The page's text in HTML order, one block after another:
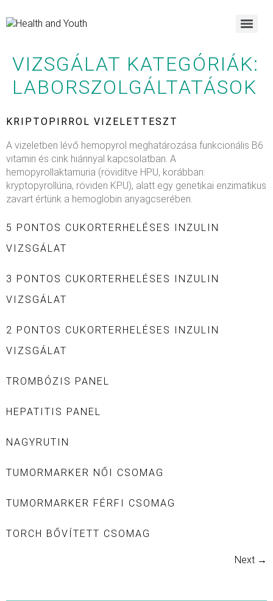
VIZSGÁLAT KATEGÓRIÁK:
LABORSZOLGÁLTATÁSOK
KRIPTOPIRROL VIZELETTESZT
A vizeletben lévő hemopyrol meghatározása funkcionális B6
vitamin és cink hiánnyal kapcsolatban. A
hemopyrollaktamuria (rövidítve HPU, korábban:
kryptopyrollúria, röviden KPU), alatt egy genetikai enzimatikus
zavart értünk a hemoglobin anyagcserében.
5 PONTOS CUKORTERHELÉSES INZULIN
VIZSGÁLAT
3 PONTOS CUKORTERHELÉSES INZULIN
VIZSGÁLAT
2 PONTOS CUKORTERHELÉSES INZULIN
VIZSGÁLAT
TROMBÓZIS PANEL
HEPATITIS PANEL
NAGYRUTIN
TUMORMARKER NŐI CSOMAG
TUMORMARKER FÉRFI CSOMAG
TORCH BŐVÍTETT CSOMAG
Next →